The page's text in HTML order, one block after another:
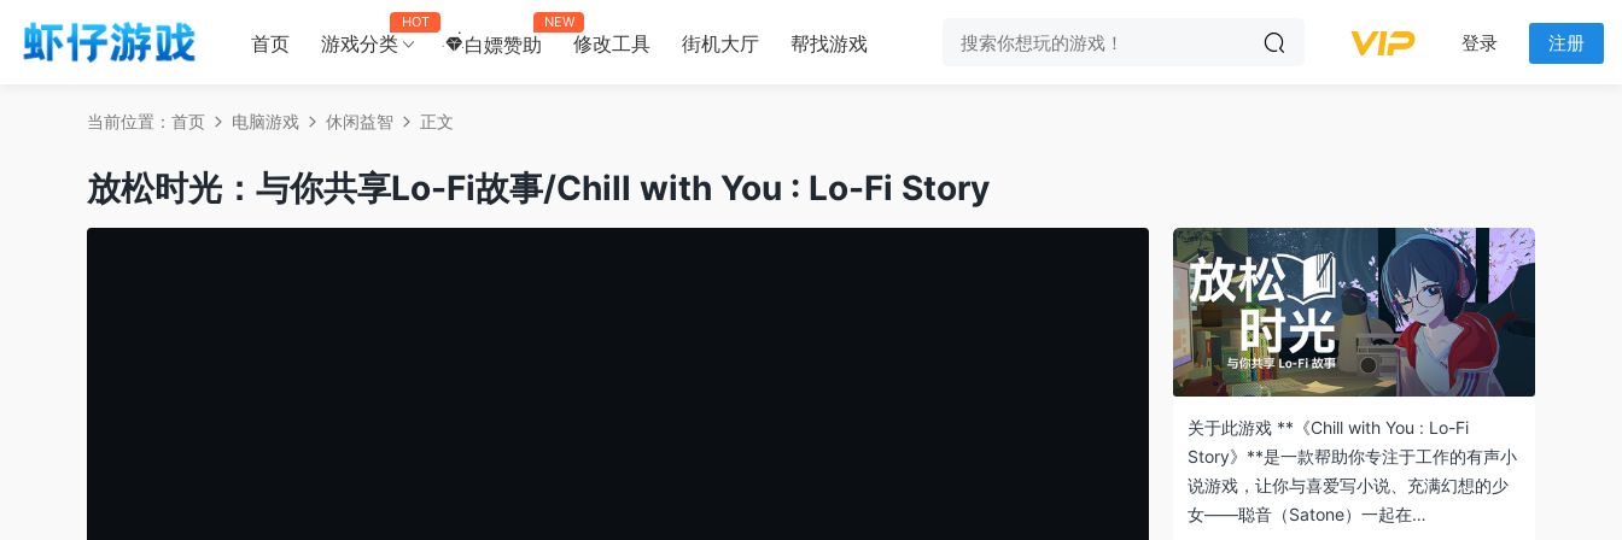
首页 游戏分类
HOT
白嫖赞助
NEW
修改工具 街机大厅 帮找游戏 登录 注册
当前位置： 首页 电脑游戏 休闲益智 正文
放松时光：与你共享Lo-Fi故事/Chill with You : Lo-Fi Story
关于此游戏 **《Chill with You : Lo-Fi
Story》**是一款帮助你专注于工作的有声小
说游戏，让你与喜爱写小说、充满幻想的少
女——聪音（Satone）一起在…